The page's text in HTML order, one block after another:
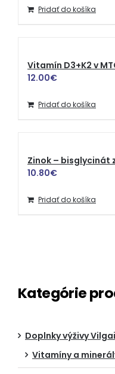
Pridať do košíka
Vitamín D3+K2 v
12.00€
Pridať do košíka
Zinok – bisglycinát
10.80€
Pridať do košíka
Kategórie
Doplnky výživy
Vitamíny a